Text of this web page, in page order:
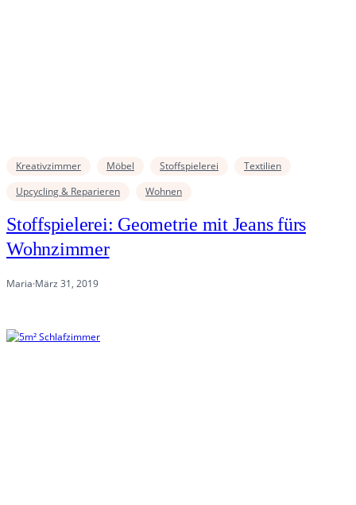
Kreativzimmer Möbel Stoffspielerei
Textilien
Upcycling & Reparieren
Wohnen
Stoffspielerei: Geometrie mit Jeans fürs
Wohnzimmer
Maria·März 31, 2019